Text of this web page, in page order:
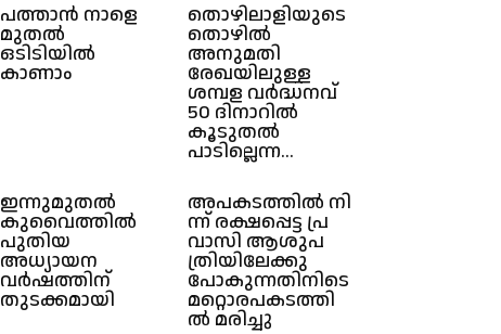
പത്താന്‍ നാളെ
മുതൽ
ഒടിടിയിൽ
കാണാം
തൊഴിലാളിയുടെ
തൊഴിൽ
അനുമതി
രേഖയിലുള്ള
ശമ്പള വർദ്ധനവ്
50 ദിനാറിൽ
കൂടുതൽ
പാടില്ലെന്ന...
ഇന്നുമുതൽ
കുവൈത്തിൽ
പുതിയ
അധ്യായന
വർഷത്തിന്
തുടക്കമായി
അ​പ​ക​ട​ത്തി​ൽ​ നി​
ന്ന് ര​ക്ഷ​പ്പെ​ട്ട പ്ര​
വാ​സി ആ​ശു​പ​
ത്രി​യി​ലേ​ക്കു
പോകുന്നതിനിടെ
മ​റ്റൊ​ര​പ​ക​ട​ത്തി​
ൽ മ​രി​ച്ചു